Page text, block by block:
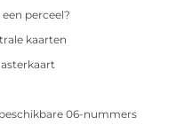
perceel?
kaarten
06-nummers